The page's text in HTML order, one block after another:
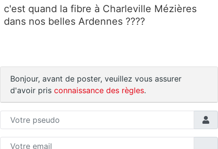
c'est quand la fibre à Charleville Mézières
dans nos belles Ardennes ????
Bonjour, avant de poster, veuillez vous assurer
d'avoir pris connaissance des règles.